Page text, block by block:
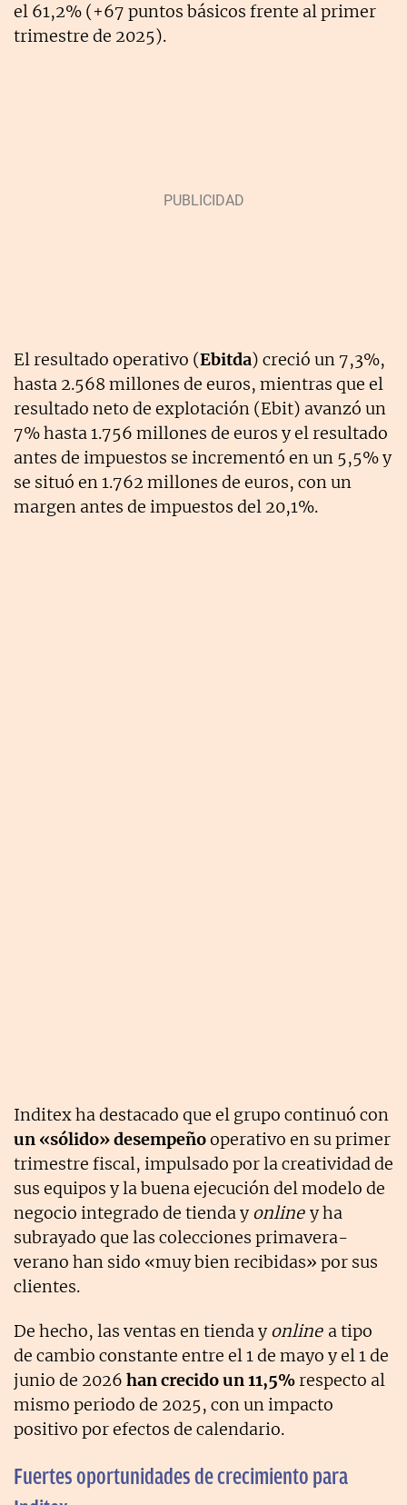
el 61,2% (+67 puntos básicos frente al primer
trimestre de 2025).
El resultado operativo (Ebitda) creció un 7,3%,
hasta 2.568 millones de euros, mientras que el
resultado neto de explotación (Ebit) avanzó un
7% hasta 1.756 millones de euros y el resultado
antes de impuestos se incrementó en un 5,5% y
se situó en 1.762 millones de euros, con un
margen antes de impuestos del 20,1%.
Inditex ha destacado que el grupo continuó con
un «sólido» desempeñooperativo en su primer
trimestre fiscal, impulsado por la creatividad de
sus equipos y la buena ejecución del modelo de
negocio integrado de tienda yonline y ha
subrayado que las colecciones primavera-
verano han sido «muy bien recibidas» por sus
clientes.
De hecho, las ventas en tienda yonline a tipo
de cambio constante entre el 1 de mayo y el 1 de
junio de 2026 han crecido un 11,5%respecto al
mismo periodo de 2025, con un impacto
positivo por efectos de calendario.
Fuertes oportunidades de crecimiento para